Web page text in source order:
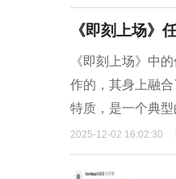
《即刻上场》
《即刻上场》中
作的，其身上融
特质，是一个典
2025-12-02 16:02:30